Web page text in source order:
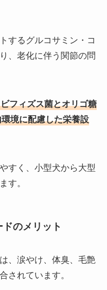
するグルコサミン・コ
、老化に伴う関節の問
ビフィズス菌とオリゴ糖
境に配慮した栄養設
すく、小型犬から大型
す。
のメリット
、涙やけ、体臭、毛艶
されています。